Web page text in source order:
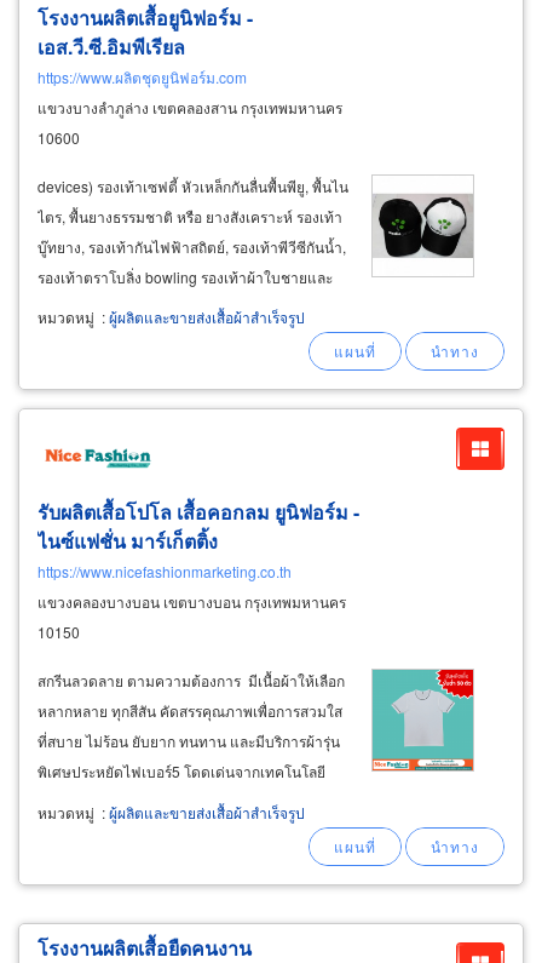
โรงงานผลิตเสื้อยูนิฟอร์ม -
เอส.วี.ซี.อิมพีเรียล
https://www.ผลิตชุดยูนิฟอร์ม.com
แขวงบางลำภูล่าง เขตคลองสาน กรุงเทพมหานคร
10600
devices) รองเท้าเซฟตี้ หัวเหล็กกันลื่นพื้นพียู, พื้นไน
ไตร, พื้นยางธรรมชาติ หรือ ยางสังเคราะห์ รองเท้า
บู๊ทยาง, รองเท้ากันไฟฟ้าสถิตย์, รองเท้าพีวีซีกันน้ำ,
รองเท้าตราโบลิ่ง bowling รองเท้าผ้าใบชายและ
หญิง x-pro, gerry gang ถุงคลุมรองเท้า (shoe
cover dispenser) นัดชมสินค้าตัวอย่าง รูปแบบ
หมวดหมู่ :ผู้ผลิตและขายส่งเสื้อผ้าสำเร็จรูป
รับผลิตเสื้อโปโล เสื้อคอกลม ยูนิฟอร์ม -
ไนซ์แฟชั่น มาร์เก็ตติ้ง
https://www.nicefashionmarketing.co.th
แขวงคลองบางบอน เขตบางบอน กรุงเทพมหานคร
10150
สกรีนลวดลาย ตามความต้องการ มีเนื้อผ้าให้เลือก
หลากหลาย ทุกสีสัน คัดสรรคุณภาพเพื่อการสวมใส
ที่สบาย ไม่ร้อน ยับยาก ทนทาน และมีบริการผ้ารุ่น
พิเศษประหยัดไฟเบอร์5 โดดเด่นจากเทคโนโลยี
coolmode คืนตัวหลังการซัก ฟรีจัดทำ artwork
ตัวอย่างเสื้อโปโล ให้ลูกค้าพิจารณาก่อนสั่งผลิต /
ของไนซ์
แฟชั่น
หมวดหมู่ :ผู้ผลิตและขายส่งเสื้อผ้าสำเร็จรูป
โรงงานผลิตเสื้อยืดคนงาน